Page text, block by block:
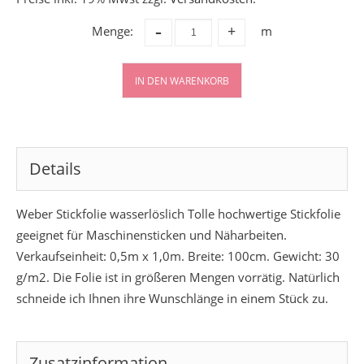
Menge:
+
- m
IN DEN WARENKORB
Details
Weber Stickfolie wasserlöslich Tolle hochwertige Stickfolie
geeignet für Maschinensticken und Näharbeiten.
Verkaufseinheit: 0,5m x 1,0m. Breite: 100cm. Gewicht: 30
g/m2. Die Folie ist in größeren Mengen vorrätig. Natürlich
schneide ich Ihnen ihre Wunschlänge in einem Stück zu.